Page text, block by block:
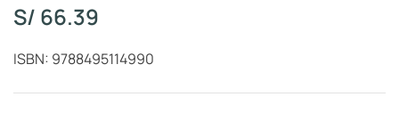
S/ 66.39
ISBN: 9788495114990